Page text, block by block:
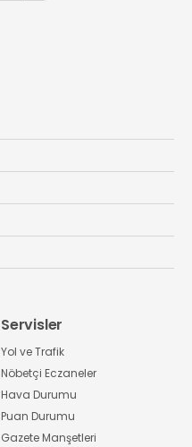
Servisler
Yol ve Trafik
Nöbetçi Eczaneler
Hava Durumu
Puan Durumu
Gazete Manşetleri